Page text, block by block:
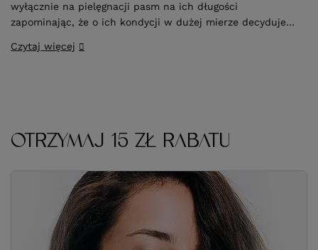
wyłącznie na pielęgnacji pasm na ich długości
zapominając, że o ich kondycji w dużej mierze decyduje
skuteczny sposób na jej
Czytaj więcej
OTRZYMAJ 15 ZŁ RABATU